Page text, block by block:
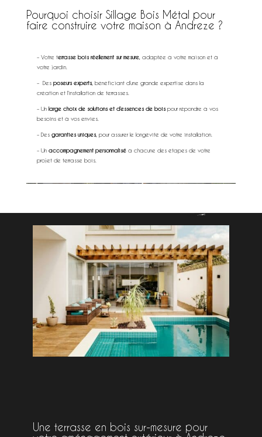
Pourquoi choisir Sillage Bois Métal pour
faire construire votre maison à Andreze ?
– Votre terrasse bois réellement sur mesure, adaptée à votre maison et à
votre jardin.
– Des poseurs experts, bénéficiant d’une grande expertise dans la
création et l’installation de terrasses.
– Un large choix de solutions et d’essences de boispour répondre à vos
besoins et à vos envies.
– Des garanties uniques, pour assurer le longévité de votre installation.
– Un accompagnement personnaliséà chacune des étapes de votre
projet de terrasse bois.
Une terrasse en bois sur-mesure pour